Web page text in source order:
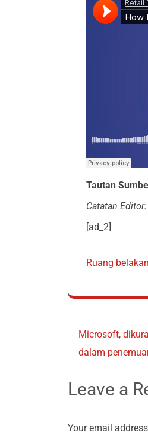
Tautan
Catatan
[ad_2]
Ruang
Post
Microsoft,
dalam
Leave a
Your email